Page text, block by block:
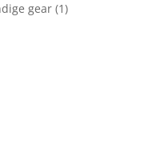
gear (1)